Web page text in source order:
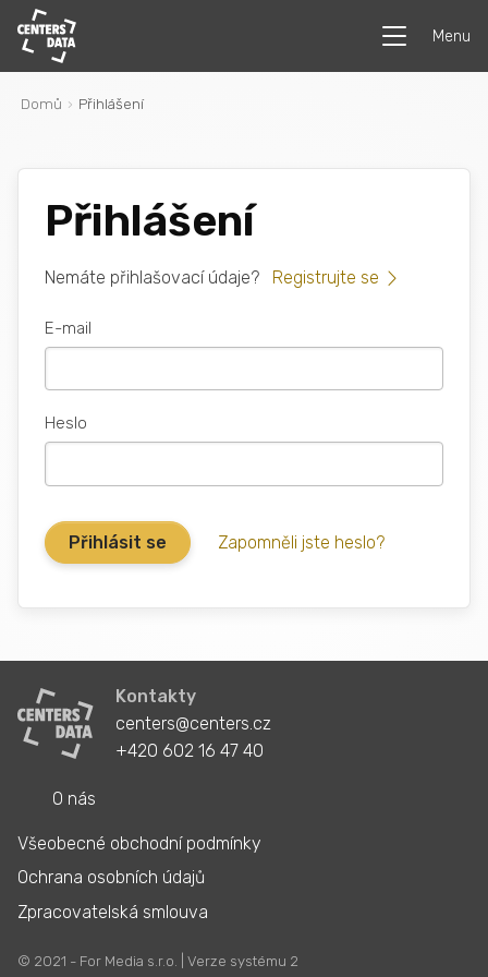
Menu
Domů Přihlášení
Přihlášení
Nemáte přihlašovací údaje? Registrujte se
E-mail
Heslo
Zapomněli jste heslo?
Kontakty
centers@centers.cz
+420 602 16 47 40
O nás
Všeobecné obchodní podmínky
Ochrana osobních údajů
Zpracovatelská smlouva
© 2021 - For Media s.r.o. | Verze systému 2